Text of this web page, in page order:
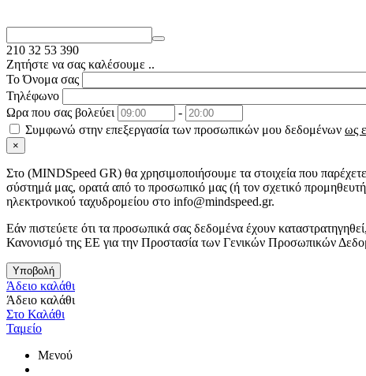
210 32 53 390
Ζητήστε να σας καλέσουμε ..
Το Όνομα σας
Τηλέφωνο
Ωρα που σας βολεύει
-
Συμφωνώ στην επεξεργασία των προσωπικών μου δεδομένων ως
×
Στo (MINDSpeed GR) θα χρησιμοποιήσουμε τα στοιχεία που
σύστημά μας, ορατά από το προσωπικό μας (ή τον σχετικό
ηλεκτρονικού ταχυδρομείου στο info@mindspeed.gr.
Εάν πιστεύετε ότι τα προσωπικά σας δεδομένα έχουν
Κανονισμό της ΕΕ για την Προστασία των Γενικών Προσωπικών
Υποβολή
Άδειο καλάθι
Άδειο καλάθι
Στο Καλάθι
Ταμείο
Μενού